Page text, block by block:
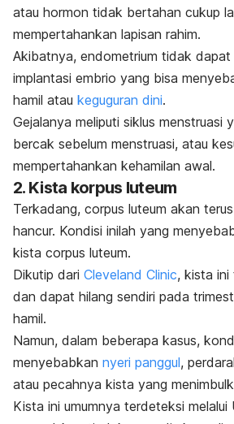
atau hormon tidak bertahan cukup
mempertahankan lapisan rahim.
Akibatnya, endometrium tidak dapat
implantasi embrio yang bisa
hamil atau keguguran dini.
Gejalanya meliputi siklus menstruasi
bercak sebelum menstruasi, atau
mempertahankan kehamilan awal.
2. Kista korpus luteum
Terkadang, corpus luteum akan
hancur. Kondisi inilah yang
kista corpus luteum.
Dikutip dari Cleveland Clinic, kista
dan dapat hilang sendiri pada
hamil.
Namun, dalam beberapa kasus,
menyebabkan nyeri panggul,
atau pecahnya kista yang
Kista ini umumnya terdeteksi melalui